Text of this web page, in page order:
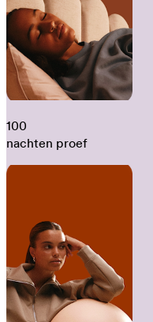
100
nachten proef